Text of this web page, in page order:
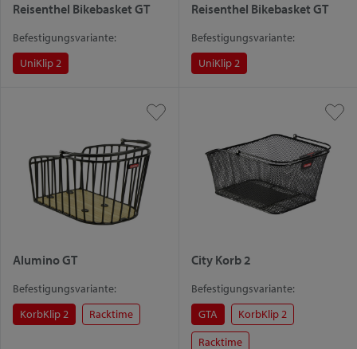
Reisenthel Bikebasket GT
Befestigungsvariante:
UniKlip 2
Reisenthel Bikebasket GT
Befestigungsvariante:
UniKlip 2
Alumino GT
Befestigungsvariante:
KorbKlip 2
Racktime
City Korb 2
Befestigungsvariante:
GTA
KorbKlip 2
Racktime